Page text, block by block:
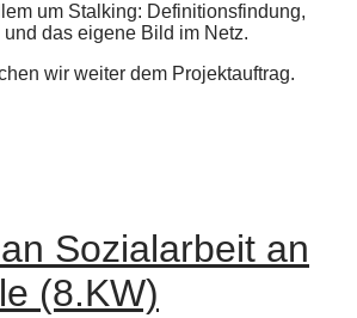
um Stalking: Definitionsfindung,
das eigene Bild im Netz.
wir weiter dem Projektauftrag.
Sozialarbeit an
(8.KW)